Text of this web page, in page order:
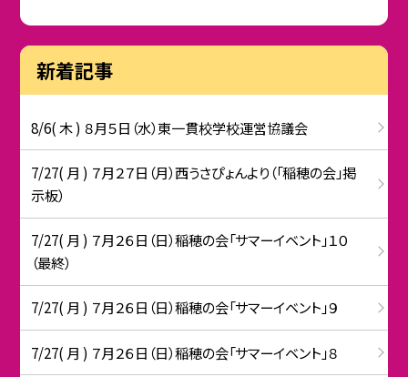
新着記事
8/6( 木 ) ８月５日（水）東一貫校学校運営協議会
7/27( 月 ) ７月２７日（月）西うさぴょんより（「稲穂の会」掲
示板）
7/27( 月 ) ７月２６日（日）稲穂の会「サマーイベント」１０
（最終）
7/27( 月 ) ７月２６日（日）稲穂の会「サマーイベント」９
7/27( 月 ) ７月２６日（日）稲穂の会「サマーイベント」８